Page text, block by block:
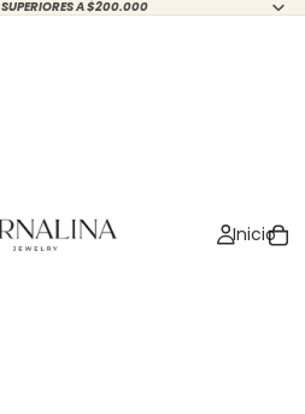
SUPERIORES A $200.000
Inicio